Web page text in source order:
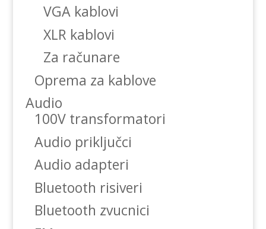
VGA kablovi
XLR kablovi
Za računare
Oprema za kablove
Audio
100V transformatori
Audio priključci
Audio adapteri
Bluetooth risiveri
Bluetooth zvucnici